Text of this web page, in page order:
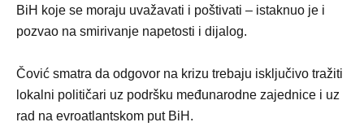
BiH koje se moraju uvažavati i poštivati – istaknuo je i
pozvao na smirivanje napetosti i dijalog.
Čović smatra da odgovor na krizu trebaju isključivo tražiti
lokalni političari uz podršku međunarodne zajednice i uz
rad na evroatlantskom put BiH.